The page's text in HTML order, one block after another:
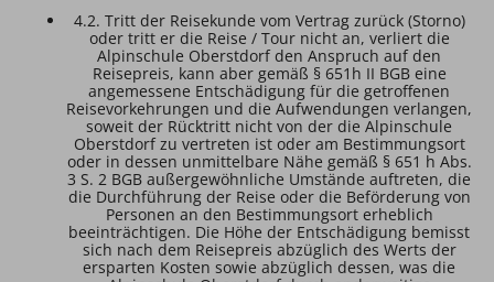
4.2. Tritt der Reisekunde vom Vertrag zurück (Storno)
oder tritt er die Reise / Tour nicht an, verliert die
Alpinschule Oberstdorf den Anspruch auf den
Reisepreis, kann aber gemäß § 651h II BGB eine
angemessene Entschädigung für die getroffenen
Reisevorkehrungen und die Aufwendungen verlangen,
soweit der Rücktritt nicht von der die Alpinschule
Oberstdorf zu vertreten ist oder am Bestimmungsort
oder in dessen unmittelbare Nähe gemäß § 651 h Abs.
3 S. 2 BGB außergewöhnliche Umstände auftreten, die
die Durchführung der Reise oder die Beförderung von
Personen an den Bestimmungsort erheblich
beeinträchtigen. Die Höhe der Entschädigung bemisst
sich nach dem Reisepreis abzüglich des Werts der
ersparten Kosten sowie abzüglich dessen, was die